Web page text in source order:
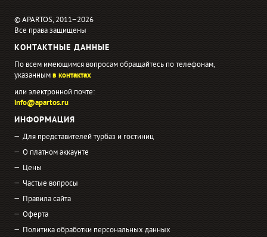
© APARTOS, 2011−2026
Все права защищены
КОНТАКТНЫЕ ДАННЫЕ
По всем имеющимся вопросам обращайтесь по телефонам,
указаннымв контактах
или электронной почте:
info@apartos.ru
ИНФОРМАЦИЯ
Для представителей турбаз и гостиниц
О платном аккаунте
Цены
Частые вопросы
Правила сайта
Оферта
Политика обработки персональных данных